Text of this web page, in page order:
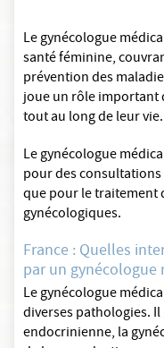
Le gynécologue
santé féminine,
prévention des
joue un rôle important
tout au long de leur vie.
Le gynécologue
pour des
que pour le traitement
gynécologiques.
France : Quelles
par un gynécologue
Le gynécologue
diverses pathologies.
endocrinienne, la